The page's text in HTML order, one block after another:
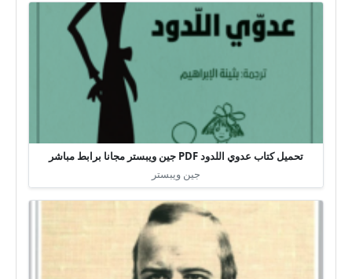
تحميل كتاب عدوي اللدود PDF جين ويبستر مجانا برابط مباشر
جين ويبستر